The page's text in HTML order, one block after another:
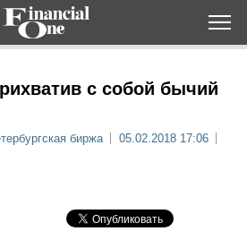
с собой бычий
биржа
05.02.2018 17:06